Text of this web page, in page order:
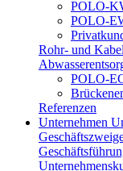
POLO-
POLO-
Rohr- und
POLO-
Referenzen
Unternehmen